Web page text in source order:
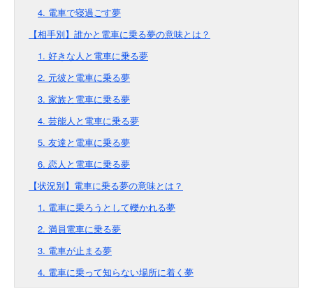
4. 電車で寝過ごす夢
【相手別】誰かと電車に乗る夢の意味とは？
1. 好きな人と電車に乗る夢
2. 元彼と電車に乗る夢
3. 家族と電車に乗る夢
4. 芸能人と電車に乗る夢
5. 友達と電車に乗る夢
6. 恋人と電車に乗る夢
【状況別】電車に乗る夢の意味とは？
1. 電車に乗ろうとして轢かれる夢
2. 満員電車に乗る夢
3. 電車が止まる夢
4. 電車に乗って知らない場所に着く夢